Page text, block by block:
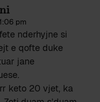
pm
nderhyjne si
e qofte duke
jane
keto 20 vjet, ka